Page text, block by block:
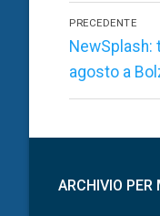
articoli
PRECEDENTE
Articolo
precedente:
NewSplash:
agosto a
ARCHIVIO PER